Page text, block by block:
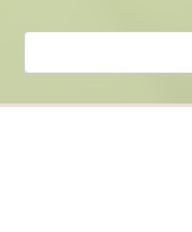
Поиск: